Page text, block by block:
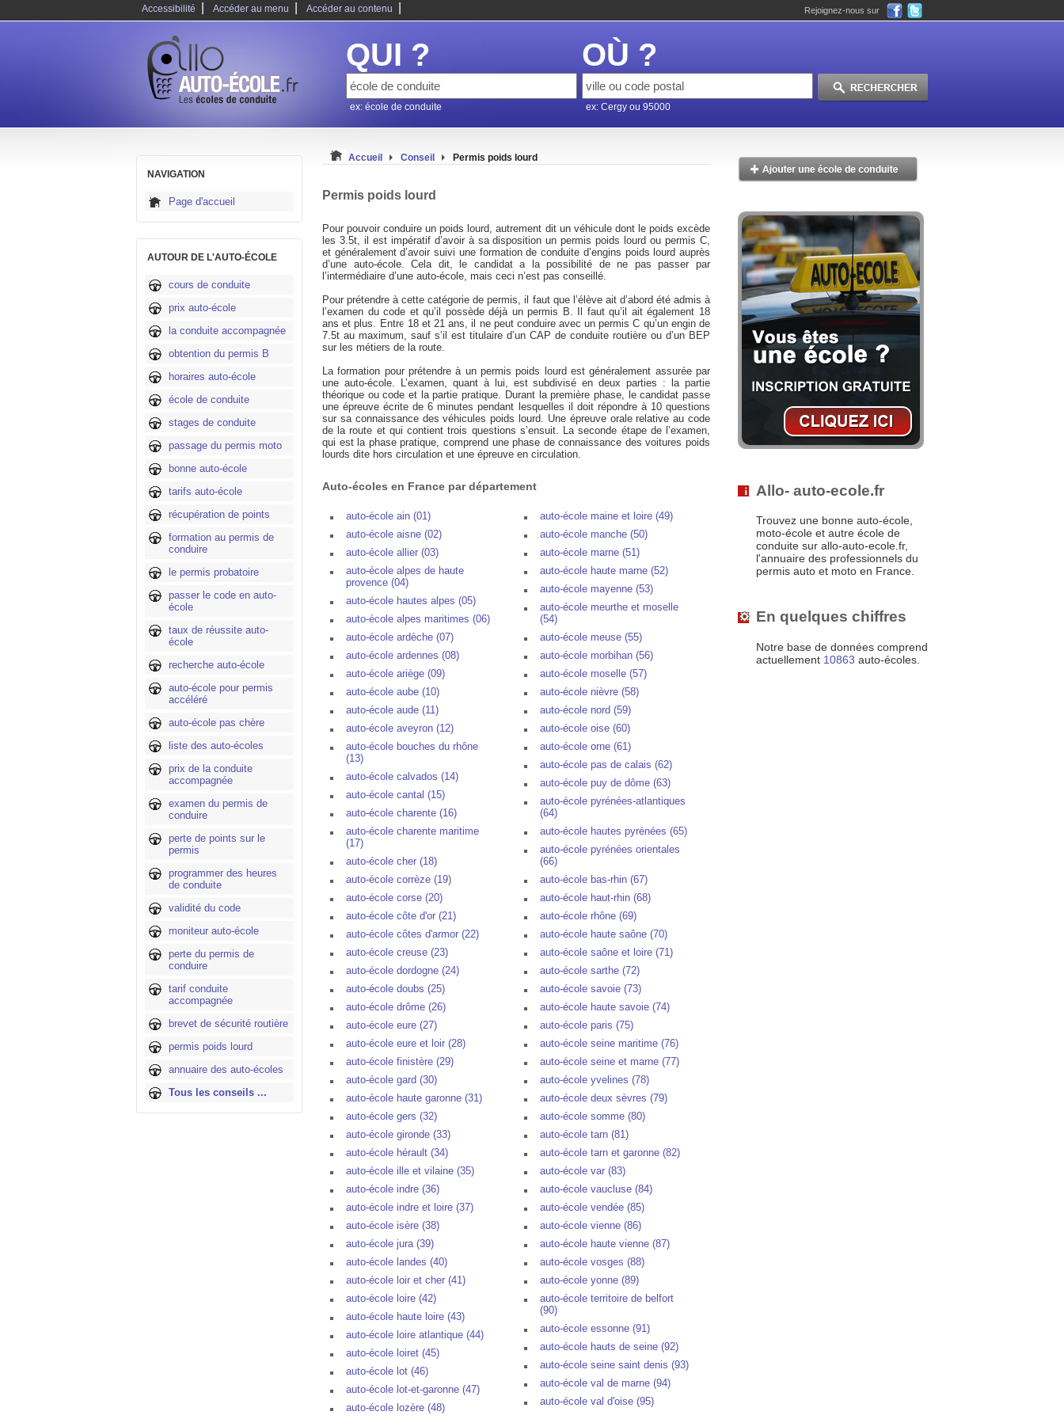
Accessibilité Accéder au menu Accéder au contenu Rejoignez-nous sur
QUI ?
ex: école de conduite
OÙ ?
ex: Cergy ou 95000
NAVIGATION
Page d'accueil
AUTOUR DE L'AUTO-ÉCOLE
cours de conduite
prix auto-école
la conduite accompagnée
obtention du permis B
horaires auto-école
école de conduite
stages de conduite
passage du permis moto
bonne auto-école
tarifs auto-école
récupération de points
formation au permis de
conduire
le permis probatoire
passer le code en auto-
école
taux de réussite auto-
école
recherche auto-école
auto-école pour permis
accéléré
auto-école pas chère
liste des auto-écoles
prix de la conduite
accompagnée
examen du permis de
conduire
perte de points sur le
permis
programmer des heures
de conduite
validité du code
moniteur auto-école
perte du permis de
conduire
tarif conduite
accompagnée
brevet de sécurité routière
permis poids lourd
annuaire des auto-écoles
Tous les conseils ...
Accueil Conseil Permis poids lourd
Permis poids lourd
Pour pouvoir conduire un poids lourd, autrement dit un véhicule dont le poids excède
les 3.5t, il est impératif d’avoir à sa disposition un permis poids lourd ou permis C,
et généralement d’avoir suivi une formation de conduite d’engins poids lourd auprès
d’une auto-école. Cela dit, le candidat a la possibilité de ne pas passer par
l’intermédiaire d’une auto-école, mais ceci n’est pas conseillé.
Pour prétendre à cette catégorie de permis, il faut que l’élève ait d’abord été admis à
l’examen du code et qu’il possède déjà un permis B. Il faut qu’il ait également 18
ans et plus. Entre 18 et 21 ans, il ne peut conduire avec un permis C qu’un engin de
7.5t au maximum, sauf s’il est titulaire d’un CAP de conduite routière ou d’un BEP
sur les métiers de la route.
La formation pour prétendre à un permis poids lourd est généralement assurée par
une auto-école. L’examen, quant à lui, est subdivisé en deux parties : la partie
théorique ou code et la partie pratique. Durant la première phase, le candidat passe
une épreuve écrite de 6 minutes pendant lesquelles il doit répondre à 10 questions
sur sa connaissance des véhicules poids lourd. Une épreuve orale relative au code
de la route et qui contient trois questions s’ensuit. La seconde étape de l’examen,
qui est la phase pratique, comprend une phase de connaissance des voitures poids
lourds dite hors circulation et une épreuve en circulation.
Auto-écoles en France par département
auto-école ain (01)
auto-école aisne (02)
auto-école allier (03)
auto-école alpes de haute
provence (04)
auto-école hautes alpes (05)
auto-école alpes maritimes (06)
auto-école ardèche (07)
auto-école ardennes (08)
auto-école ariège (09)
auto-école aube (10)
auto-école aude (11)
auto-école aveyron (12)
auto-école bouches du rhône
(13)
auto-école calvados (14)
auto-école cantal (15)
auto-école charente (16)
auto-école charente maritime
(17)
auto-école cher (18)
auto-école corrèze (19)
auto-école corse (20)
auto-école côte d'or (21)
auto-école côtes d'armor (22)
auto-école creuse (23)
auto-école dordogne (24)
auto-école doubs (25)
auto-école drôme (26)
auto-école eure (27)
auto-école eure et loir (28)
auto-école finistère (29)
auto-école gard (30)
auto-école haute garonne (31)
auto-école gers (32)
auto-école gironde (33)
auto-école hérault (34)
auto-école ille et vilaine (35)
auto-école indre (36)
auto-école indre et loire (37)
auto-école isère (38)
auto-école jura (39)
auto-école landes (40)
auto-école loir et cher (41)
auto-école loire (42)
auto-école haute loire (43)
auto-école loire atlantique (44)
auto-école loiret (45)
auto-école lot (46)
auto-école lot-et-garonne (47)
auto-école lozère (48)
auto-école maine et loire (49)
auto-école manche (50)
auto-école marne (51)
auto-école haute marne (52)
auto-école mayenne (53)
auto-école meurthe et moselle
(54)
auto-école meuse (55)
auto-école morbihan (56)
auto-école moselle (57)
auto-école nièvre (58)
auto-école nord (59)
auto-école oise (60)
auto-école orne (61)
auto-école pas de calais (62)
auto-école puy de dôme (63)
auto-école pyrénées-atlantiques
(64)
auto-école hautes pyrénées (65)
auto-école pyrénées orientales
(66)
auto-école bas-rhin (67)
auto-école haut-rhin (68)
auto-école rhône (69)
auto-école haute saône (70)
auto-école saône et loire (71)
auto-école sarthe (72)
auto-école savoie (73)
auto-école haute savoie (74)
auto-école paris (75)
auto-école seine maritime (76)
auto-école seine et marne (77)
auto-école yvelines (78)
auto-école deux sèvres (79)
auto-école somme (80)
auto-école tarn (81)
auto-école tarn et garonne (82)
auto-école var (83)
auto-école vaucluse (84)
auto-école vendée (85)
auto-école vienne (86)
auto-école haute vienne (87)
auto-école vosges (88)
auto-école yonne (89)
auto-école territoire de belfort
(90)
auto-école essonne (91)
auto-école hauts de seine (92)
auto-école seine saint denis (93)
auto-école val de marne (94)
auto-école val d'oise (95)
Allo- auto-ecole.fr
Trouvez une bonne auto-école,
moto-école et autre école de
conduite sur allo-auto-ecole.fr,
l'annuaire des professionnels du
permis auto et moto en France.
En quelques chiffres
Notre base de données comprend
actuellement 10863 auto-écoles.